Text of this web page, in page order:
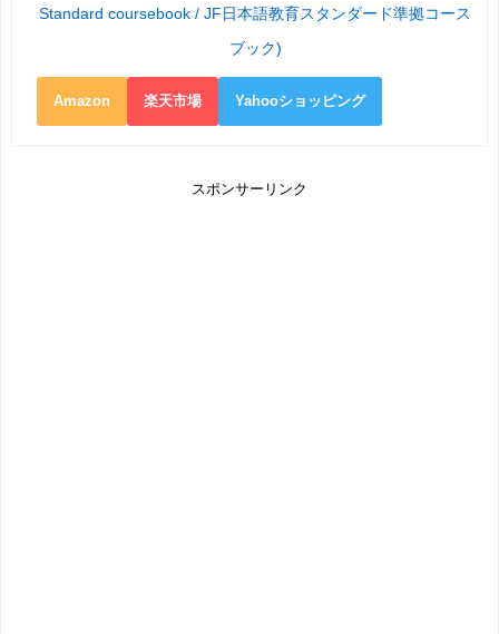
Standard coursebook / JF日本語教育スタンダード準拠コース
ブック)
Amazon 楽天市場 Yahooショッピング
スポンサーリンク